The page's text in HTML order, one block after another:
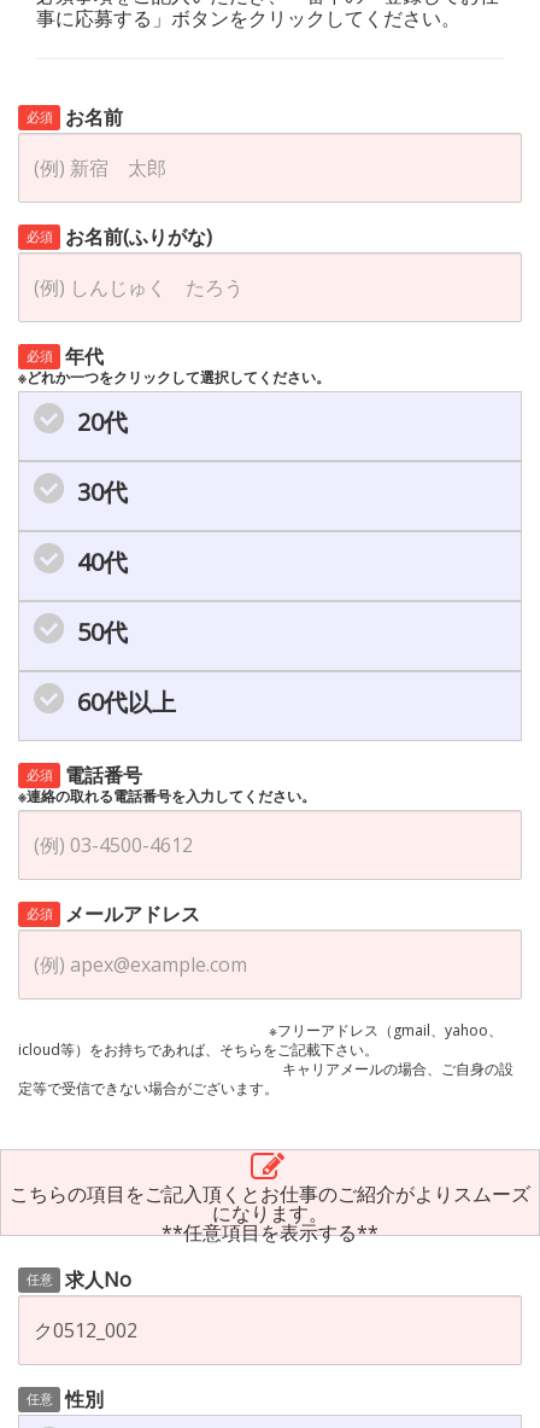
事に応募する」ボタンをクリックしてください。
必須 お名前
必須 お名前(ふりがな)
必須 年代
※どれか一つをクリックして選択してください。
20代
30代
40代
50代
60代以上
必須 電話番号
※連絡の取れる電話番号を入力してください。
必須 メールアドレス
※フリーアドレス（gmail、yahoo、
icloud等）をお持ちであれば、そちらをご記載下さい。
キャリアメールの場合、ご自身の設
定等で受信できない場合がございます。
こちらの項目をご記入頂くとお仕事のご紹介がよりスムーズ
になります。
**任意項目を表示する**
任意 求人No
任意 性別